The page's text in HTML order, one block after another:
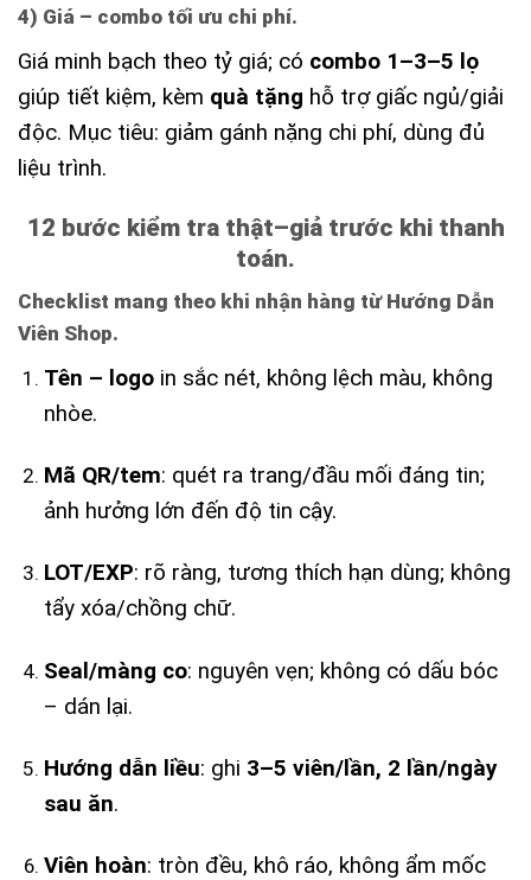
4) Giá – combo tối ưu chi phí.
Giá minh bạch theo tỷ giá; có combo 1–3–5 lọ
giúp tiết kiệm, kèm quà tặng hỗ trợ giấc ngủ/giải
độc. Mục tiêu: giảm gánh nặng chi phí, dùng đủ
liệu trình.
12 bước kiểm tra thật–giả trước khi thanh
toán.
Checklist mang theo khi nhận hàng từ Hướng Dẫn
Viên Shop.
Tên – logo in sắc nét, không lệch màu, không
nhòe.
Mã QR/tem: quét ra trang/đầu mối đáng tin;
ảnh hưởng lớn đến độ tin cậy.
LOT/EXP: rõ ràng, tương thích hạn dùng; không
tẩy xóa/chồng chữ.
Seal/màng co: nguyên vẹn; không có dấu bóc
– dán lại.
Hướng dẫn liều: ghi 3–5 viên/lần, 2 lần/ngày
sau ăn.
Viên hoàn: tròn đều, khô ráo, không ẩm mốc